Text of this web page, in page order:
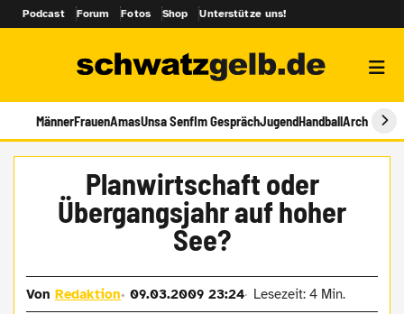
Podcast Forum Fotos Shop Unterstütze uns!
MännerFrauenAmasUnsa SenfIm GesprächJugendHandballArchiv
Planwirtschaft oder
Übergangsjahr auf hoher
See?
VonRedaktion 09.03.2009 23:24 Lesezeit: 4 Min.